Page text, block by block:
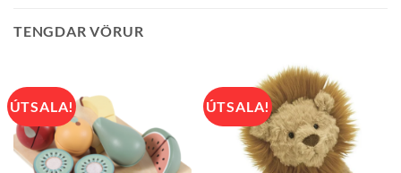
TENGDAR VÖRUR
ÚTSALA! ÚTSALA!